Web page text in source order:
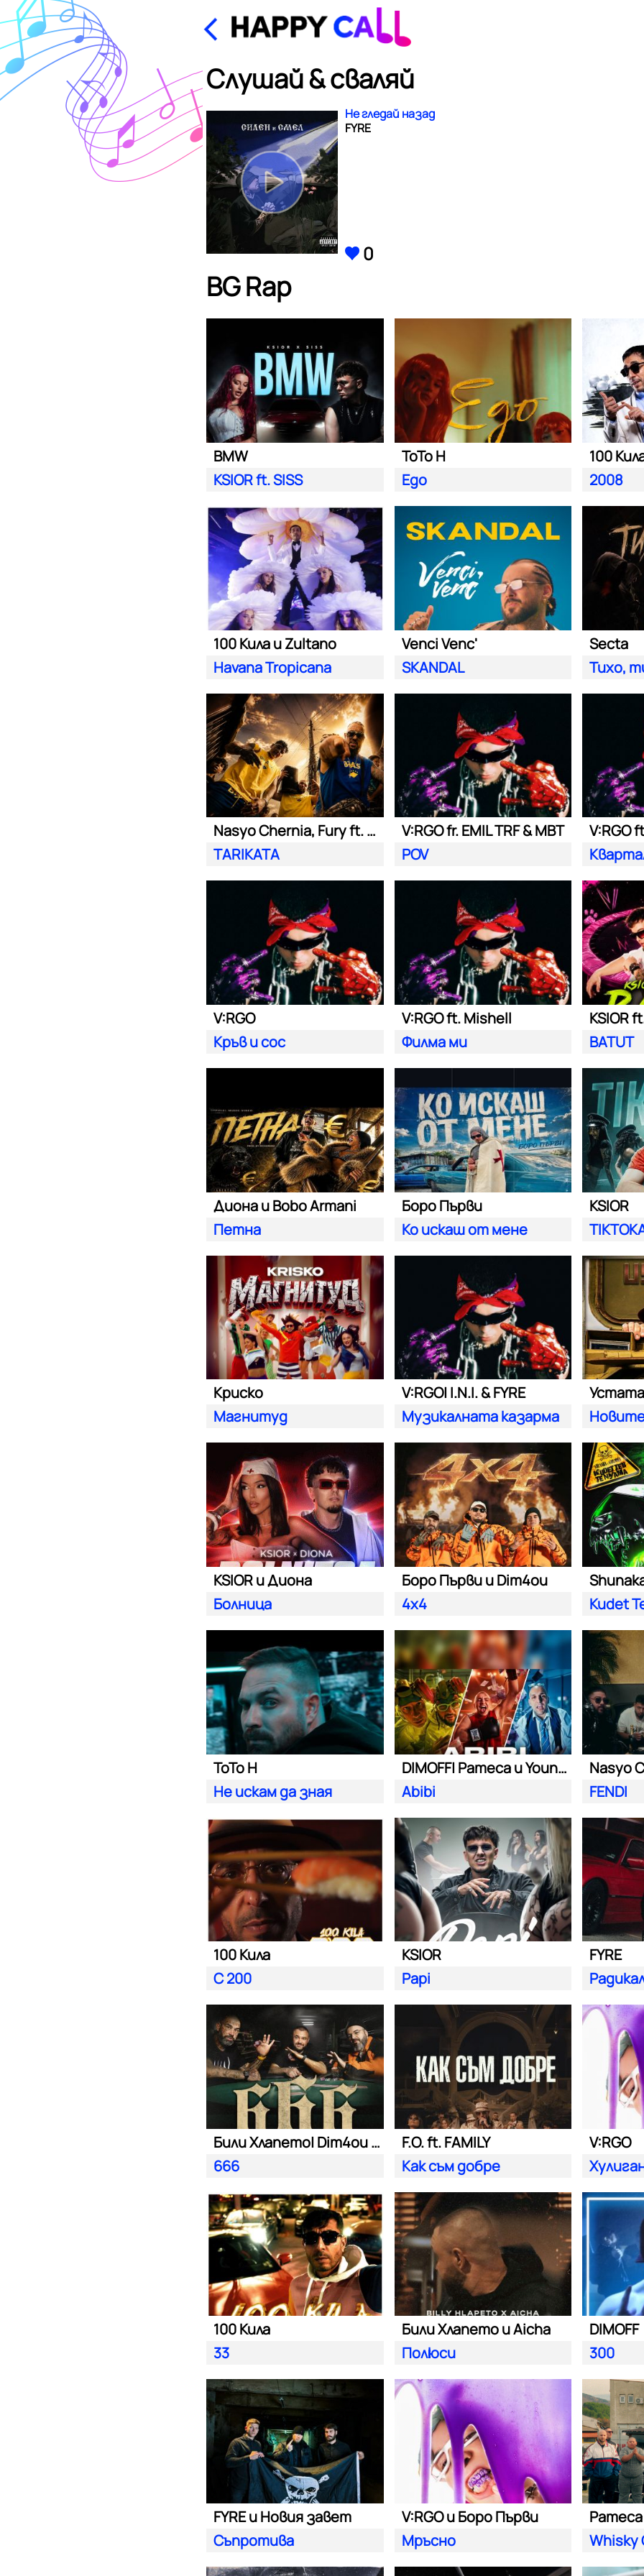
Слушай & сваляй
Не гледай назад
FYRE
0
BG Rap
BMW
KSIOR ft. SISS
ToTo H
Ego
100
2008
100 Кила и Zultano
Havana Tropicana
Venci Venc'
SKANDAL
Secta
Тихо,
Nasyo Chernia, Fury ft. Bobo Armani
TARIKATA
V:RGO fr. EMIL TRF & MBT
POV
V:RGO
V:RGO
Кръв и сос
V:RGO ft. Mishell
Филма ми
KSIOR
BATUT
Диона и Bobo Armani
Петна
Боро Първи
Ко искаш от мене
KSIOR
Криско
Магнитуд
V:RGO| I.N.I. & FYRE
Музикалната казарма
KSIOR и Диона
Болница
Боро Първи и Dim4ou
4x4
Kudet
ToTo H
Не искам да зная
DIMOFF| Pameca и Young BB Young
Abibi
FENDI
100 Кила
С 200
KSIOR
Papi
FYRE
Били Хлапето| Dim4ou и Garjoka
666
F.O. ft. FAMILY
Как съм добре
V:RGO
100 Кила
33
Били Хлапето и Aicha
Полюси
DIMOFF
300
FYRE и Новия завет
Съпротива
V:RGO и Боро Първи
Мръсно
Whisky